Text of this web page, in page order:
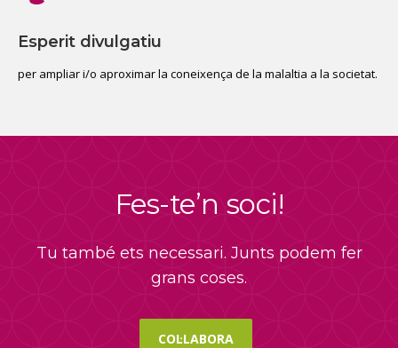
Esperit divulgatiu
per ampliar i/o aproximar la coneixença de la malaltia a la societat.
Fes-te’n soci!
Tu també ets necessari. Junts podem fer
grans coses.
COL·LABORA